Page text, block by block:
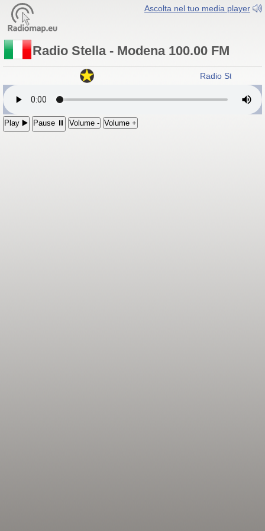
Ascolta nel tuo media player
Radio Stella - Modena 100.00 FM
Radio Stella -
Play ▶️ Pause ⏸ Volume - Volume +